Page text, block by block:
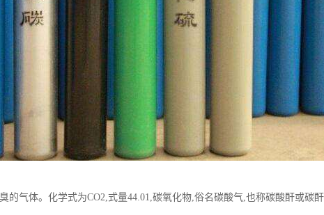
的气体。化学式为CO2,式量44.01,碳氧化物,俗名碳酸气,也称碳酸酐或碳